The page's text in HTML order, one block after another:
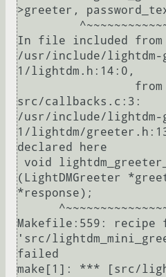
>greeter,
In file included from
/usr/include/lightdm-
1/lightdm.h:14:0,
src/callbacks.c:3:
/usr/include/lightdm-
1/lightdm/
declared here
(LightDMGreeter
*response);
Makefile:559: recipe
'src/
failed
make[1]: *** [src/